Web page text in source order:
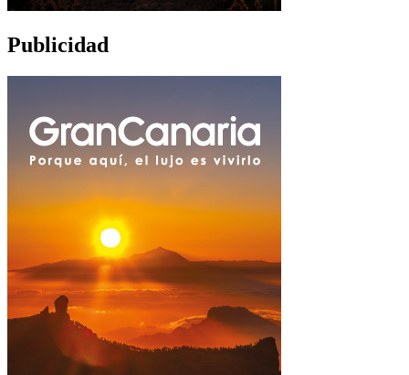
Publicidad